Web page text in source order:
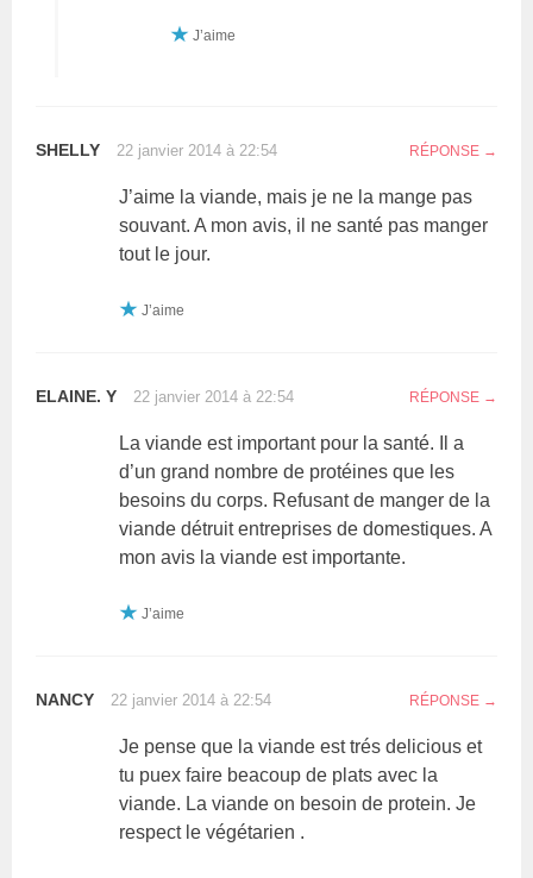
J’aime
SHELLY 22 janvier 2014 à 22:54 RÉPONSE
J’aime la viande, mais je ne la mange pas
souvant. A mon avis, il ne santé pas manger
tout le jour.
J’aime
ELAINE. Y 22 janvier 2014 à 22:54 RÉPONSE
La viande est important pour la santé. Il a
d’un grand nombre de protéines que les
besoins du corps. Refusant de manger de la
viande détruit entreprises de domestiques. A
mon avis la viande est importante.
J’aime
NANCY 22 janvier 2014 à 22:54 RÉPONSE
Je pense que la viande est trés delicious et
tu puex faire beacoup de plats avec la
viande. La viande on besoin de protein. Je
respect le végétarien .